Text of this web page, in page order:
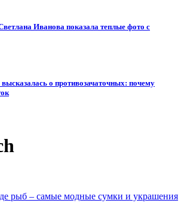
Иванова показала теплые фото с
о противозачаточных: почему